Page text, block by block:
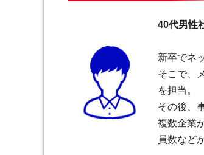
40代男性
新卒でネ
そこで、
を担当。
その後、
複数企業
員数など